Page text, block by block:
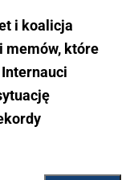
i koalicja
memów, które